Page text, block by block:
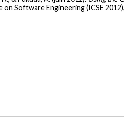
Software Engineering (ICSE